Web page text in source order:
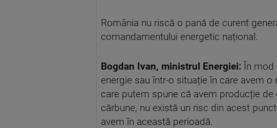
România nu riscă o pană de curent
comandamentului energetic național.
Bogdan Ivan, ministrul Energiei: În mod
energie sau într-o situație în care avem
care putem spune că avem producție
cărbune, nu există un risc din acest
avem în această perioadă.